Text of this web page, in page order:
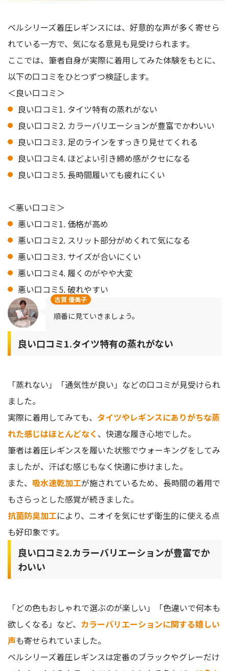
ベルシリーズ着圧レギンスには、好意的な声が多く寄せら
れている一方で、気になる意見も見受けられます。
ここでは、筆者自身が実際に着用してみた体験をもとに、
以下の口コミをひとつずつ検証します。
＜良い口コミ＞
良い口コミ1. タイツ特有の蒸れがない
良い口コミ2. カラーバリエーションが豊富でかわいい
良い口コミ3. 足のラインをすっきり見せてくれる
良い口コミ4. ほどよい引き締め感がクセになる
良い口コミ5. 長時間履いても疲れにくい
＜悪い口コミ＞
悪い口コミ1. 価格が高め
悪い口コミ2. スリット部分がめくれて気になる
悪い口コミ3. サイズが合いにくい
悪い口コミ4. 履くのがやや大変
悪い口コミ5. 破れやすい
古賀 優美子
順番に見ていきましょう。
良い口コミ1.タイツ特有の蒸れがない
「蒸れない」「通気性が良い」などの口コミが見受けられ
ました。
実際に着用してみても、 タイツやレギンスにありがちな蒸
れた感じはほとんどなく 、快適な履き心地でした。
筆者は着圧レギンスを履いた状態でウォーキングをしてみ
ましたが、汗ばむ感じもなく快適に歩けました。
また、 吸水速乾加工が施されているため、長時間の着用で
もさらっとした感覚が続きました。
抗菌防臭加工により、ニオイを気にせず衛生的に使える点
も好印象です。
良い口コミ2.カラーバリエーションが豊富でか
わいい
「どの色もおしゃれで選ぶのが楽しい」「色違いで何本も
欲しくなる」など、 カラーバリエーションに関する嬉しい
声も寄せられていました。
ベルシリーズ着圧レギンスは定番のブラックやグレーだけ